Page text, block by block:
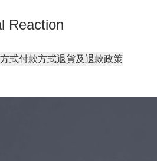
Reaction
式付款方式退貨及退款政策